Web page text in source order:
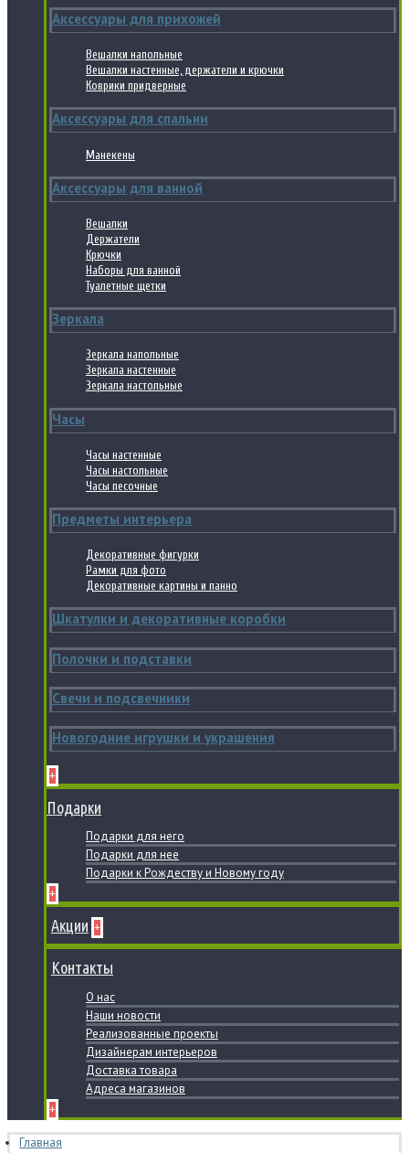
Аксессуары для прихожей
Вешалки напольные
Вешалки настенные, держатели и крючки
Коврики придверные
Аксессуары для спальни
Манекены
Аксессуары для ванной
Вешалки
Держатели
Крючки
Наборы для ванной
Туалетные щетки
Зеркала
Зеркала напольные
Зеркала настенные
Зеркала настольные
Часы
Часы настенные
Часы настольные
Часы песочные
Предметы интерьера
Декоративные фигурки
Рамки для фото
Декоративные картины и панно
Шкатулки и декоративные коробки
Полочки и подставки
Свечи и подсвечники
Новогодние игрушки и украшения
+
Подарки
Подарки для него
Подарки для нее
Подарки к Рождеству и Новому году
+
Акции +
Контакты
О нас
Наши новости
Реализованные проекты
Дизайнерам интерьеров
Доставка товара
Адреса магазинов
+
Главная